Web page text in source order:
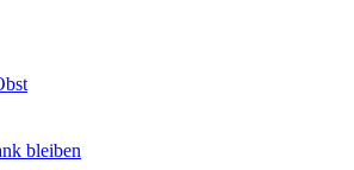
bleiben